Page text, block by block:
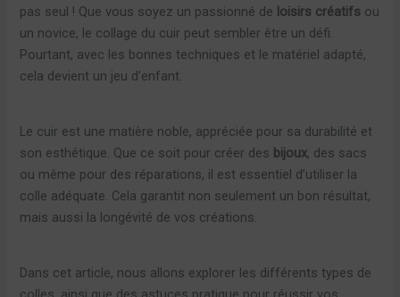
pas seul ! Que vous soyez un passionné de loisirs créatifs ou
un novice, le collage du cuir peut sembler être un défi.
Pourtant, avec les bonnes techniques et le matériel adapté,
cela devient un jeu d’enfant.
Le cuir est une matière noble, appréciée pour sa durabilité et
son esthétique. Que ce soit pour créer des bijoux, des sacs
ou même pour des réparations, il est essentiel d’utiliser la
colle adéquate. Cela garantit non seulement un bon résultat,
mais aussi la longévité de vos créations.
Dans cet article, nous allons explorer les différents types de